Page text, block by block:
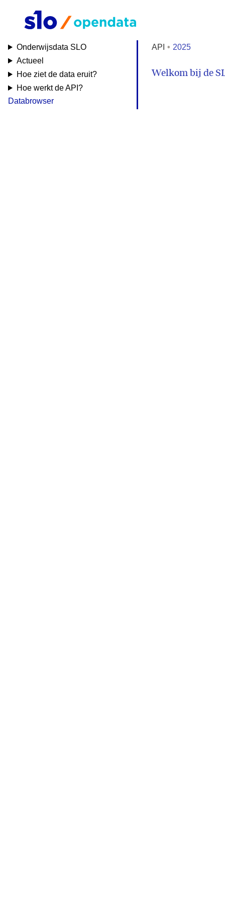
Onderwijsdata SLO
Actueel
Hoe ziet de data eruit?
Hoe werkt de API?
Databrowser
API 2025
Welkom bij de